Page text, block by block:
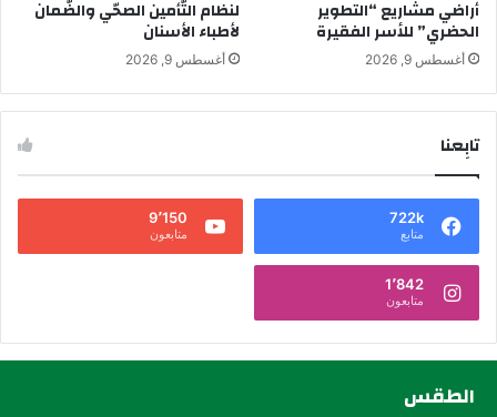
أراضي مشاريع “التطوير
الحضري” للأسر الفقيرة
أغسطس 9, 2026
لنظام التّأمين الصحّي والضّمان
لأطباء الأسنان
أغسطس 9, 2026
تابِعنا
722k
متابع
9٬150
متابعون
1٬842
متابعون
الطقس